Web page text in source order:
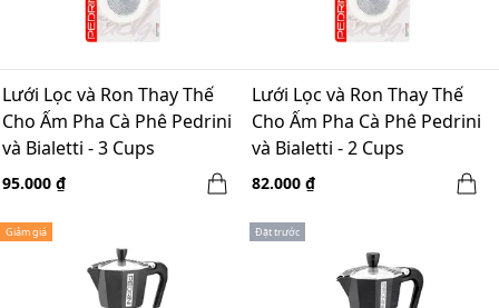
Lưới Lọc và Ron Thay Thế
Cho Ấm Pha Cà Phê Pedrini
và Bialetti - 3 Cups
95.000 ₫
Lưới Lọc và Ron Thay Thế
Cho Ấm Pha Cà Phê Pedrini
và Bialetti - 2 Cups
82.000 ₫
Giảm giá Đặt trước